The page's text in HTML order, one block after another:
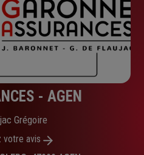
- AGEN
Grégoire
votre avis